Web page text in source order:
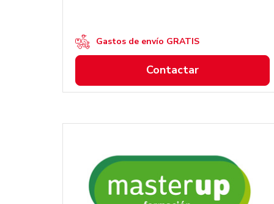
Gastos de envío GRATIS
Contactar